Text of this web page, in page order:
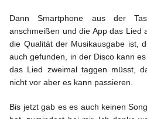
Dann Smartphone aus der
anschmeißen und die App das Lied
die Qualität der Musikausgabe ist,
auch gefunden, in der Disco kann
das Lied zweimal taggen müsst,
nicht vor aber es kann passieren.
Bis jetzt gab es es auch keinen